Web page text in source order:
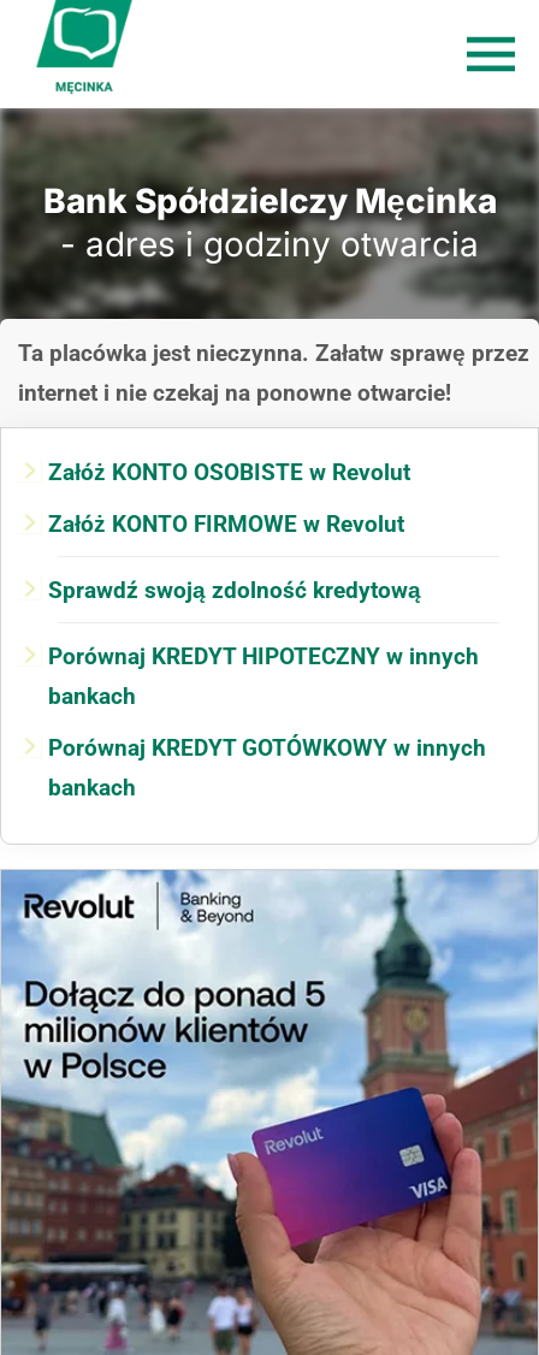
Bank Spółdzielczy Męcinka
- adres i godziny otwarcia
Ta placówka jest nieczynna. Załatw sprawę przez
internet i nie czekaj na ponowne otwarcie!
Załóż KONTO OSOBISTE w Revolut
Załóż KONTO FIRMOWE w Revolut
Sprawdź swoją zdolność kredytową
Porównaj KREDYT HIPOTECZNY w innych
bankach
Porównaj KREDYT GOTÓWKOWY w innych
bankach